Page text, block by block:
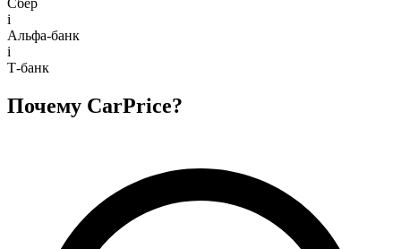
i
Альфа-банк
i
Т-банк
Почему CarPrice?